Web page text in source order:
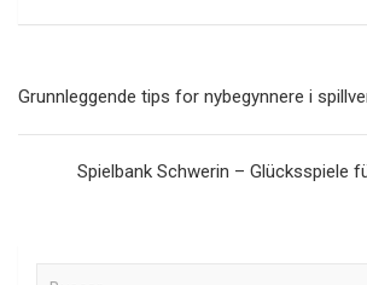
entradas
Grunnleggende tips for nybegynnere i
Spielbank Schwerin – Glücksspiele